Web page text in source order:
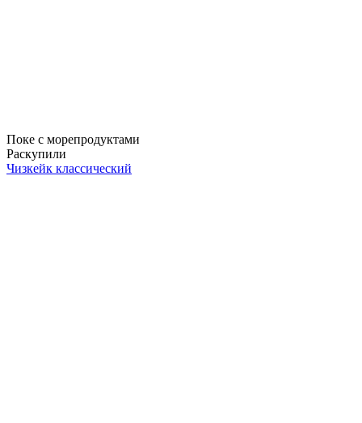
Поке с морепродуктами
Раскупили
Чизкейк классический